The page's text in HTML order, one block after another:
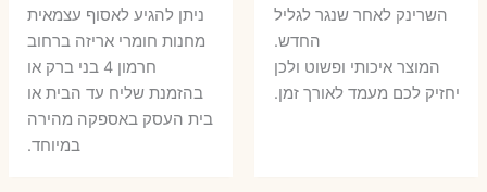
השרינק לאחר שנגר לגליל
החדש.
המוצר איכותי ופשוט ולכן
יחזיק לכם מעמד לאורך זמן.
ניתן להגיע לאסוף עצמאית
מחנות חומרי אריזה ברחוב
חרמון 4 בני ברק או
בהזמנת שליח עד הבית או
בית העסק באספקה מהירה
במיוחד.